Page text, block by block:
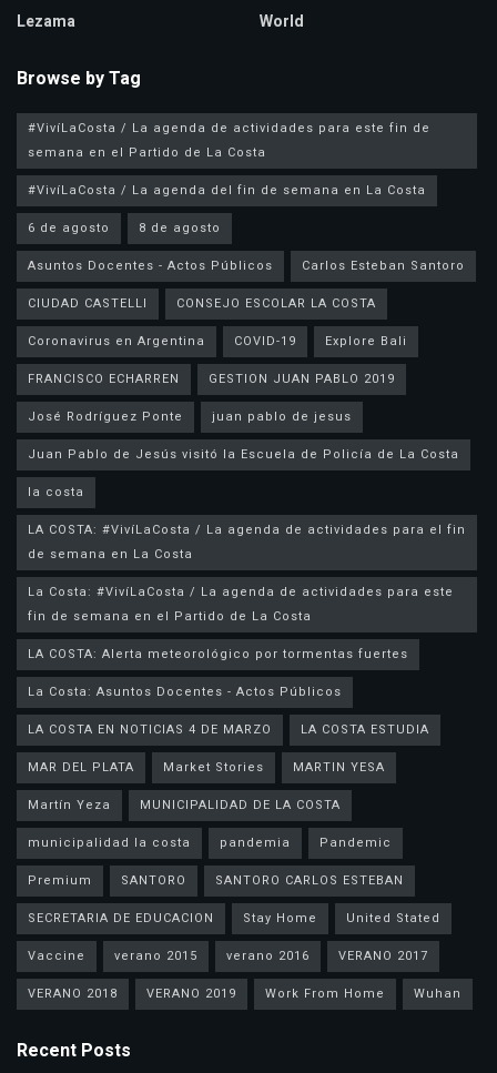
Lezama
World
Browse by Tag
#VivíLaCosta / La agenda de actividades para este fin de
semana en el Partido de La Costa
#VivíLaCosta / La agenda del fin de semana en La Costa
6 de agosto
8 de agosto
Asuntos Docentes - Actos Públicos
Carlos Esteban Santoro
CIUDAD CASTELLI
CONSEJO ESCOLAR LA COSTA
Coronavirus en Argentina
COVID-19
Explore Bali
FRANCISCO ECHARREN
GESTION JUAN PABLO 2019
José Rodríguez Ponte
juan pablo de jesus
la costa
LA COSTA: #VivíLaCosta / La agenda de actividades para el fin
de semana en La Costa
La Costa: #VivíLaCosta / La agenda de actividades para este
fin de semana en el Partido de La Costa
LA COSTA: Alerta meteorológico por tormentas fuertes
La Costa: Asuntos Docentes - Actos Públicos
LA COSTA EN NOTICIAS 4 DE MARZO
LA COSTA ESTUDIA
MAR DEL PLATA
Market Stories
MARTIN YESA
Martín Yeza
MUNICIPALIDAD DE LA COSTA
municipalidad la costa
pandemia
Pandemic
Premium
SANTORO
SANTORO CARLOS ESTEBAN
SECRETARIA DE EDUCACION
Stay Home
United Stated
Vaccine
verano 2015 verano 2016
VERANO 2017
VERANO 2018
VERANO 2019 Work From Home Wuhan
Recent Posts